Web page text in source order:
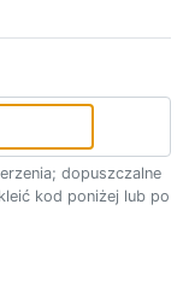
dopuszczalne
kod poniżej lub po